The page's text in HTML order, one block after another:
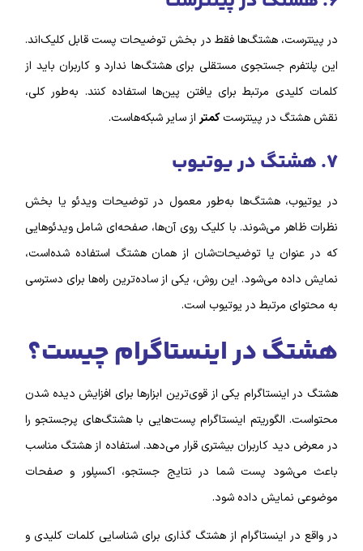
در پینترست، هشتگ‌ها فقط در بخش توضیحات پست قابل کلیک‌اند.
این پلتفرم جستجوی مستقلی برای هشتگ‌ها ندارد و کاربران باید از
کلمات کلیدی مرتبط برای یافتن پین‌ها استفاده کنند. به‌طور کلی،
نقش هشتگ در پینترستکمتراز سایر شبکه‌هاست.
٧. هشتگ در یوتیوب
در یوتیوب، هشتگ‌ها به‌طور معمول در توضیحات ویدئو یا بخش
نظرات ظاهر می‌شوند. با کلیک روی آن‌ها، صفحه‌ای شامل ویدئوهایی
که در عنوان یا توضیحات‌شان از همان هشتگ استفاده شده‌است،
نمایش داده می‌شود. این روش، یکی از ساده‌ترین راه‌ها برای دسترسی
به محتوای مرتبط در یوتیوب است.
هشتگ در اینستاگرام چیست؟
هشتگ در اینستاگرام یکی از قوی‌ترین ابزارها برای افزایش دیده شدن
محتواست. الگوریتم اینستاگرام پست‌هایی با هشتگ‌های پرجستجو را
در معرض دید کاربران بیشتری قرار می‌دهد. استفاده از هشتگ مناسب
باعث می‌شود پست شما در نتایج جستجو، اکسپلور و صفحات
موضوعی نمایش داده شود.
در واقع در اینستاگرام از هشتگ گذاری برای شناسایی کلمات کلیدی و